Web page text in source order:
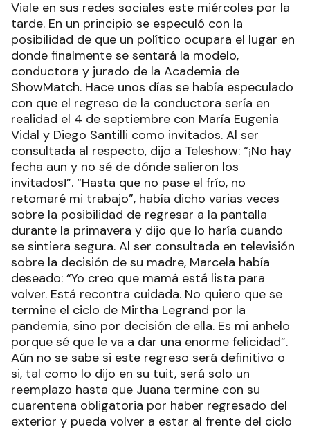
Viale en sus redes sociales este miércoles por la
tarde. En un principio se especuló con la
posibilidad de que un político ocupara el lugar en
donde finalmente se sentará la modelo,
conductora y jurado de la Academia de
ShowMatch. Hace unos días se había especulado
con que el regreso de la conductora sería en
realidad el 4 de septiembre con María Eugenia
Vidal y Diego Santilli como invitados. Al ser
consultada al respecto, dijo a Teleshow: “¡No hay
fecha aun y no sé de dónde salieron los
invitados!”. “Hasta que no pase el frío, no
retomaré mi trabajo”, había dicho varias veces
sobre la posibilidad de regresar a la pantalla
durante la primavera y dijo que lo haría cuando
se sintiera segura. Al ser consultada en televisión
sobre la decisión de su madre, Marcela había
deseado: “Yo creo que mamá está lista para
volver. Está recontra cuidada. No quiero que se
termine el ciclo de Mirtha Legrand por la
pandemia, sino por decisión de ella. Es mi anhelo
porque sé que le va a dar una enorme felicidad”.
Aún no se sabe si este regreso será definitivo o
si, tal como lo dijo en su tuit, será solo un
reemplazo hasta que Juana termine con su
cuarentena obligatoria por haber regresado del
exterior y pueda volver a estar al frente del ciclo